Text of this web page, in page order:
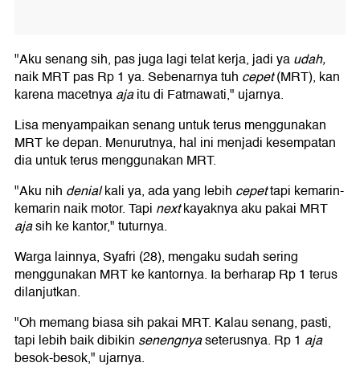
"Aku senang sih, pas juga lagi telat kerja, jadi yaudah,
naik MRT pas Rp 1 ya. Sebenarnya tuh cepet(MRT), kan
karena macetnyaajaitu di Fatmawati," ujarnya.
Lisa menyampaikan senang untuk terus menggunakan
MRT ke depan. Menurutnya, hal ini menjadi kesempatan
dia untuk terus menggunakan MRT.
"Aku nih denialkali ya, ada yang lebih cepettapi kemarin-
kemarin naik motor. Tapi nextkayaknya aku pakai MRT
ajasih ke kantor," tuturnya.
Warga lainnya, Syafri (28), mengaku sudah sering
menggunakan MRT ke kantornya. Ia berharap Rp 1 terus
dilanjutkan.
"Oh memang biasa sih pakai MRT. Kalau senang, pasti,
tapi lebih baik dibikin senengnyaseterusnya. Rp 1 aja
besok-besok," ujarnya.